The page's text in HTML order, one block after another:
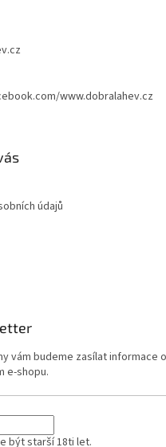
www.dobralahev.cz
údajů
vám budeme zasílat informace
e-shopu.
být starší 18ti let.